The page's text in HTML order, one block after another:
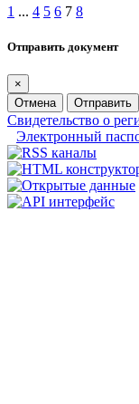
1 ... 4 5 6 7 8
Отправить документ
×
Отмена
Отправить
Свидетельство о
Электронный